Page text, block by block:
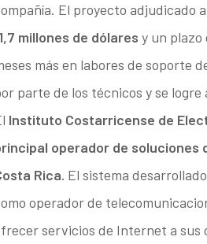
El proyecto adjudicado
millones de dólares y un plazo
más en labores de soporte
parte de los técnicos y se
Instituto Costarricense de
operador de soluciones
Rica. El sistema
operador de
servicios de Internet a sus